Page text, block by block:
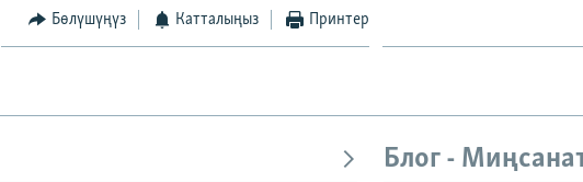
Бөлүшүңүз Катталыңыз Принтер
Блог -